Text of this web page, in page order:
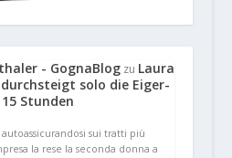
- GognaBlogzu Laura
solo die Eiger-
Stunden
sui tratti più
la rese la seconda donna a